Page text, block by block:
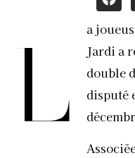
L
a
Jardi a
double
disputé